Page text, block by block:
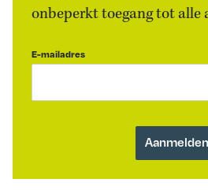
onbeperkt toegang tot alle
E-mailadres